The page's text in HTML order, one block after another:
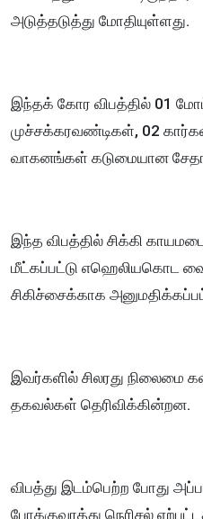
அடுத்தடுத்து மோதியுள்ளது.
இந்தக் கோர விபத்தில் 01
முச்சக்கரவண்டிகள், 02
வாகனங்கள் கடுமையான
இந்த விபத்தில் சிக்கி
மீட்கப்பட்டு எஹெலியகொட
சிகிச்சைக்காக
இவர்களில் சிலரது நிலைமை
தகவல்கள் தெரிவிக்கின்றன.
விபத்து இடம்பெற்ற போது
போக்குவரத்து நெரிசல்